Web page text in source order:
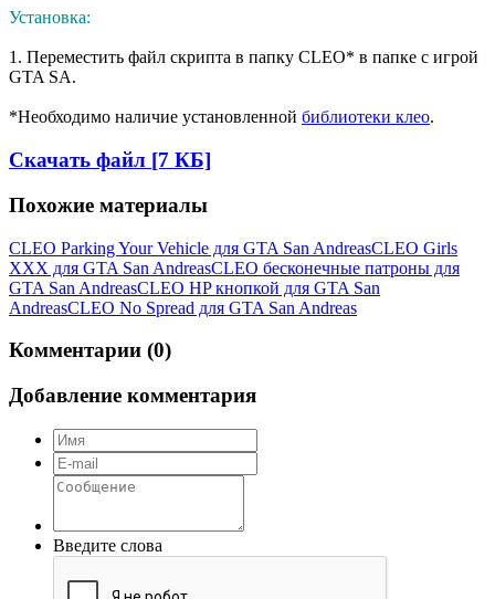
Установка:
1. Переместить файл скрипта в папку CLEO* в папке с игрой
GTA SA.
*Необходимо наличие установленной библиотеки клео.
Скачать файл [7 КБ]
Похожие материалы
CLEO Parking Your Vehicle для GTA San AndreasCLEO Girls
XXX для GTA San AndreasCLEO бесконечные патроны для
GTA San AndreasCLEO HP кнопкой для GTA San
AndreasCLEO No Spread для GTA San Andreas
Комментарии (0)
Добавление комментария
Введите слова